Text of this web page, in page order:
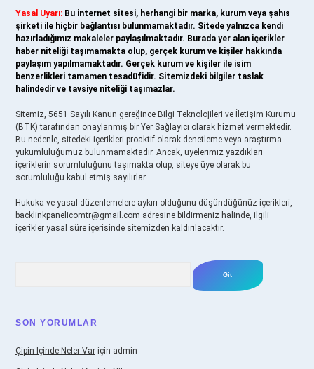
Yasal Uyarı: Bu internet sitesi, herhangi bir marka, kurum veya şahıs
şirketi ile hiçbir bağlantısı bulunmamaktadır. Sitede yalnızca kendi
hazırladığımız makaleler paylaşılmaktadır. Burada yer alan içerikler
haber niteliği taşımamakta olup, gerçek kurum ve kişiler hakkında
paylaşım yapılmamaktadır. Gerçek kurum ve kişiler ile isim
benzerlikleri tamamen tesadüfidir. Sitemizdeki bilgiler taslak
halindedir ve tavsiye niteliği taşımazlar.
Sitemiz, 5651 Sayılı Kanun gereğince Bilgi Teknolojileri ve İletişim Kurumu
(BTK) tarafından onaylanmış bir Yer Sağlayıcı olarak hizmet vermektedir.
Bu nedenle, sitedeki içerikleri proaktif olarak denetleme veya araştırma
yükümlülüğümüz bulunmamaktadır. Ancak, üyelerimiz yazdıkları
içeriklerin sorumluluğunu taşımakta olup, siteye üye olarak bu
sorumluluğu kabul etmiş sayılırlar.
Hukuka ve yasal düzenlemelere aykırı olduğunu düşündüğünüz içerikleri,
backlinkpanelicomtr@gmail.com adresine bildirmeniz halinde, ilgili
içerikler yasal süre içerisinde sitemizden kaldırılacaktır.
SON YORUMLAR
Çipin Içinde Neler Var için admin